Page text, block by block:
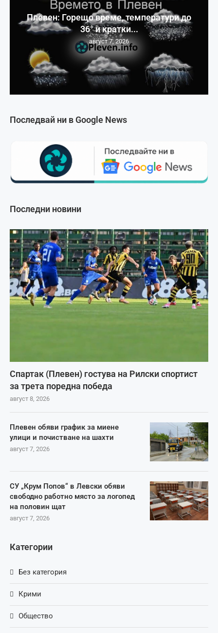
Последвай ни в Google News
Последни новини
Спартак (Плевен) гостува на Рилски спортист
за трета поредна победа
август 8, 2026
Плевен обяви график за миене
улици и почистване на шахти
август 7, 2026
СУ „Крум Попов“ в Левски обяви
свободно работно място за логопед
на половин щат
август 7, 2026
Категории
Без категория
Крими
Общество
Плевен: Горещо време, температури до
36° и кратки...
август 7, 2026